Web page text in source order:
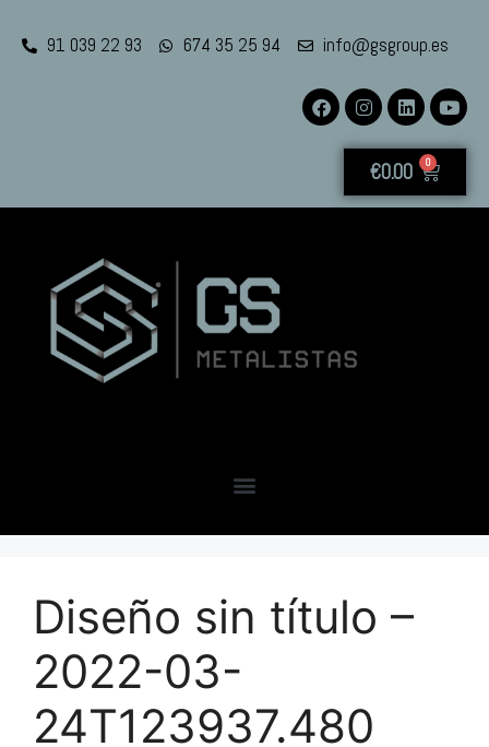
91 039 22 93 674 35 25 94 info@gsgroup.es
€0.00 0
Diseño sin título –
2022-03-
24T123937.480